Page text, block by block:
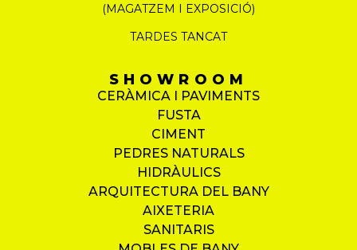
(MAGATZEM I EXPOSICIÓ)
TARDES TANCAT
SHOWROOM
CERÀMICA I PAVIMENTS
FUSTA
CIMENT
PEDRES NATURALS
HIDRÀULICS
ARQUITECTURA DEL BANY
AIXETERIA
SANITARIS